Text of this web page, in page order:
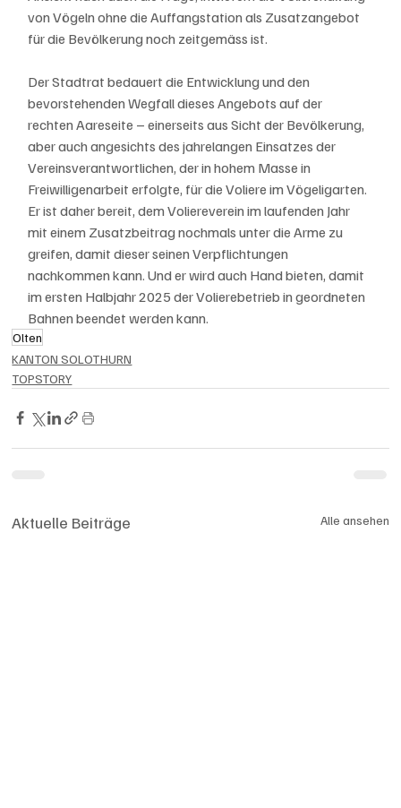
von Vögeln ohne die Auffangstation als Zusatzangebot
für die Bevölkerung noch zeitgemäss ist.
Der Stadtrat bedauert die Entwicklung und den
bevorstehenden Wegfall dieses Angebots auf der
rechten Aareseite – einerseits aus Sicht der Bevölkerung,
aber auch angesichts des jahrelangen Einsatzes der
Vereinsverantwortlichen, der in hohem Masse in
Freiwilligenarbeit erfolgte, für die Voliere im Vögeligarten.
Er ist daher bereit, dem Voliereverein im laufenden Jahr
mit einem Zusatzbeitrag nochmals unter die Arme zu
greifen, damit dieser seinen Verpflichtungen
nachkommen kann. Und er wird auch Hand bieten, damit
im ersten Halbjahr 2025 der Volierebetrieb in geordneten
Bahnen beendet werden kann.
Olten
KANTON SOLOTHURN
TOPSTORY
Aktuelle Beiträge Alle ansehen